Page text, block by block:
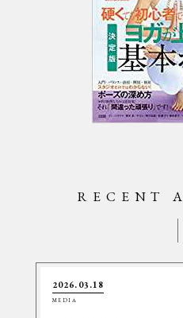
RECENT
2026.03.18
MEDIA